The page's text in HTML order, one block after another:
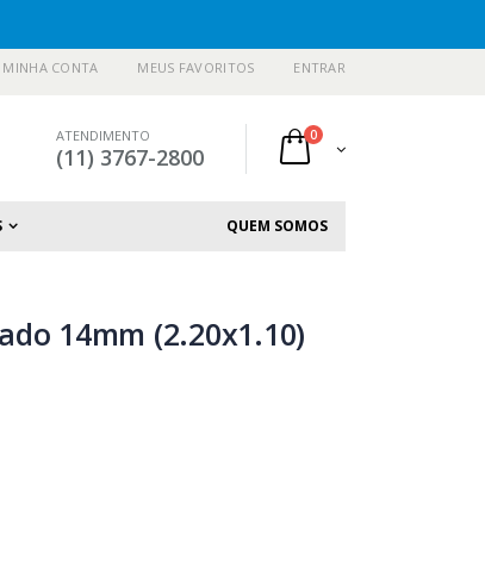
MINHA CONTA MEUS FAVORITOS ENTRAR
ATENDIMENTO
(11) 3767-2800
0
QUEM SOMOS
14mm (2.20x1.10)